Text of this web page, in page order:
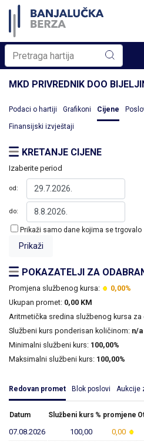
MKD PRIVREDNIK DOO
Podaci o hartiji Grafikoni Cijene
Finansijski izvještaji
KRETANJE CIJENE
Izaberite period
od:
do:
Prikaži samo dane kojima se trgovalo
POKAZATELJI ZA
Promjena službenog kursa:
0,00%
Ukupan promet: 0,00 KM
Aritmetička sredina službenog kursa
Službeni kurs ponderisan količinom: n/a
Minimalni službeni kurs: 100,00%
Maksimalni službeni kurs: 100,00%
Redovan promet Blok poslovi Aukcije
Datum Službeni kurs % promjene
07.08.2026 100,00 0,00